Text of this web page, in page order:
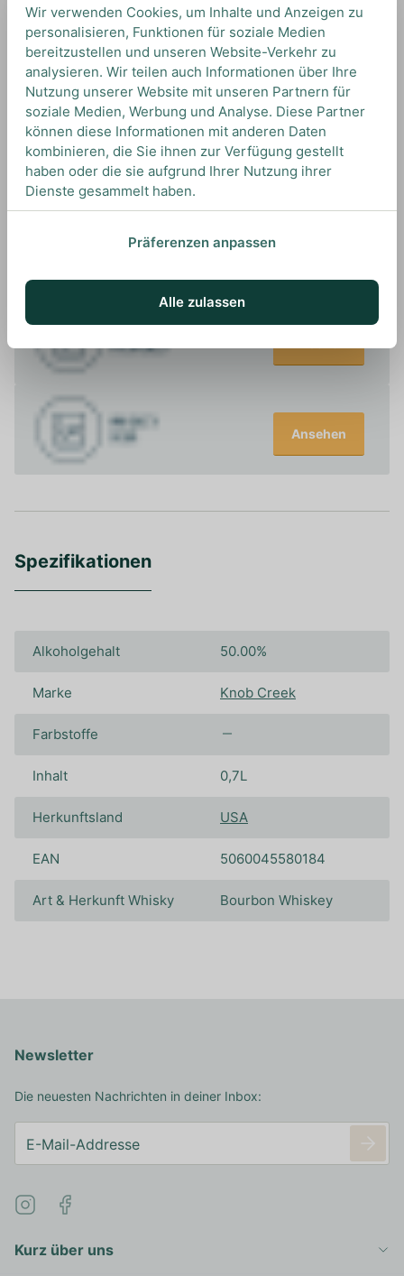
Wir empfehlen diesen Whiskey on the rocks zu
genießen oder als Basis für Drinks wie Whiskey
Sour und Old Fashioned.
UNSERE EMPFEHLUNGEN
DRINKS MIT KNOB CREEK? UNSERE
Ansehen
Spezifikationen
Alkoholgehalt 50.00%
Marke Knob Creek
Farbstoffe
Inhalt 0,7L
Herkunftsland USA
EAN 5060045580184
Art & Herkunft Whisky Bourbon Whiskey
Kurz über uns
Newsletter
Die neuesten Nachrichten in deiner Inbox:
Wir verwenden Cookies, um Inhalte und Anzeigen zu
personalisieren, Funktionen für soziale Medien
bereitzustellen und unseren Website-Verkehr zu
analysieren. Wir teilen auch Informationen über Ihre
Nutzung unserer Website mit unseren Partnern für
soziale Medien, Werbung und Analyse. Diese Partner
können diese Informationen mit anderen Daten
kombinieren, die Sie ihnen zur Verfügung gestellt
haben oder die sie aufgrund Ihrer Nutzung ihrer
Dienste gesammelt haben.
Präferenzen anpassen
Alle zulassen